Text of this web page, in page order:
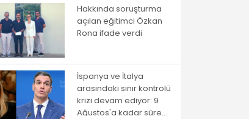
Hakkında soruşturma
açılan eğitimci Özkan
Rona ifade verdi
İspanya ve İtalya
arasındaki sınır kontrolü
krizi devam ediyor: 9
Ağustos'a kadar süre